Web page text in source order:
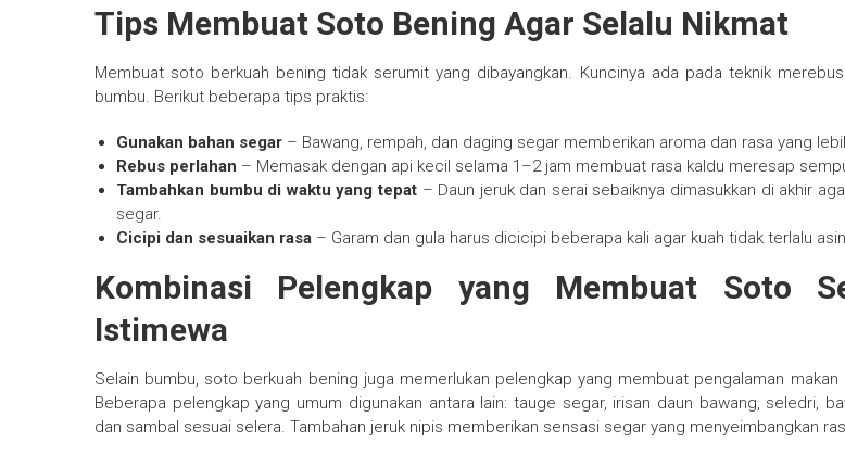
Tips Membuat Soto Bening Agar Selalu Nikmat
Membuat soto berkuah bening tidak serumit yang dibayangkan. Kuncinya ada pada teknik
bumbu. Berikut beberapa tips praktis:
Gunakan bahan segar – Bawang, rempah, dan daging segar memberikan aroma dan rasa yang
Rebus perlahan – Memasak dengan api kecil selama 1–2 jam membuat rasa kaldu meresap
Tambahkan bumbu di waktu yang tepat– Daun jeruk dan serai sebaiknya dimasukkan di akhir
segar.
Cicipi dan sesuaikan rasa – Garam dan gula harus dicicipi beberapa kali agar kuah tidak terlalu
Kombinasi Pelengkap yang Membuat Soto
Istimewa
Selain bumbu, soto berkuah bening juga memerlukan pelengkap yang membuat pengalaman makan
Beberapa pelengkap yang umum digunakan antara lain: tauge segar, irisan daun bawang, seledri,
dan sambal sesuai selera. Tambahan jeruk nipis memberikan sensasi segar yang menyeimbangkan